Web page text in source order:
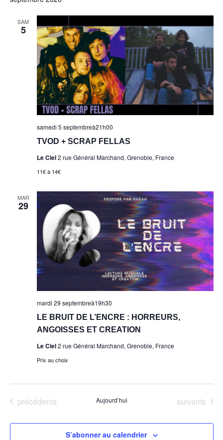
de
vues
SAM
5
TVOD + SCRAP FELLAS
samedi 5 septembreà21h00
Le Ciel2 rue Général Marchand, Grenoble, France
11€ à 14€
MAR
29
LE BRUIT DE L’ENCRE : HORREURS,
ANGOISSES ET CREATION
mardi 29 septembreà19h30
Le Ciel2 rue Général Marchand, Grenoble, France
Prix au choix
Évènements
précédents Aujourd’hui Évènements
suivants
S’abonner au calendrier